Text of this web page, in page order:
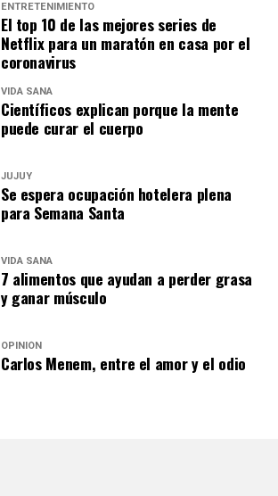
ENTRETENIMIENTO
El top 10 de las mejores series de
Netflix para un maratón en casa por el
coronavirus
VIDA SANA
Científicos explican porque la mente
puede curar el cuerpo
JUJUY
Se espera ocupación hotelera plena
para Semana Santa
VIDA SANA
7 alimentos que ayudan a perder grasa
y ganar músculo
OPINIÓN
Carlos Menem, entre el amor y el odio